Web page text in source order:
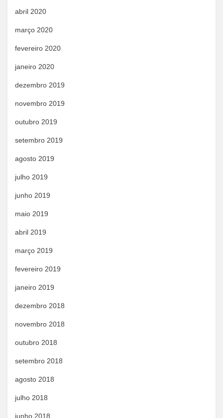
abril 2020
março 2020
fevereiro 2020
janeiro 2020
dezembro 2019
novembro 2019
outubro 2019
setembro 2019
agosto 2019
julho 2019
junho 2019
maio 2019
abril 2019
março 2019
fevereiro 2019
janeiro 2019
dezembro 2018
novembro 2018
outubro 2018
setembro 2018
agosto 2018
julho 2018
junho 2018